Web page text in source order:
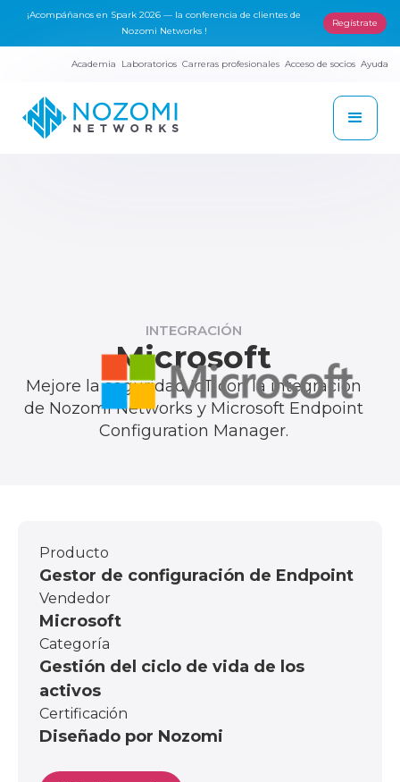
¡Acompáñanos en Spark 2026 — la conferencia de clientes de
Nozomi Networks !
Regístrate
Academia Laboratorios Carreras profesionales Acceso de socios Ayuda
INTEGRACIÓN
Microsoft
Mejore la seguridad IoT con la integración
de Nozomi Networks y Microsoft Endpoint
Configuration Manager.
Producto
Gestor de configuración de Endpoint
Vendedor
Microsoft
Categoría
Gestión del ciclo de vida de los
activos
Certificación
Diseñado por Nozomi